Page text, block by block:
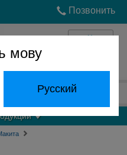
мову
Русский
Позвонить
Войти
(068) 824-24-24